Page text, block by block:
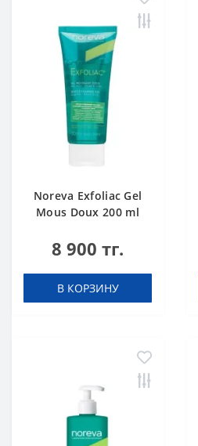
Noreva Exfoliac Gel
Mous Doux 200 ml
8 900 тг.
В КОРЗИНУ